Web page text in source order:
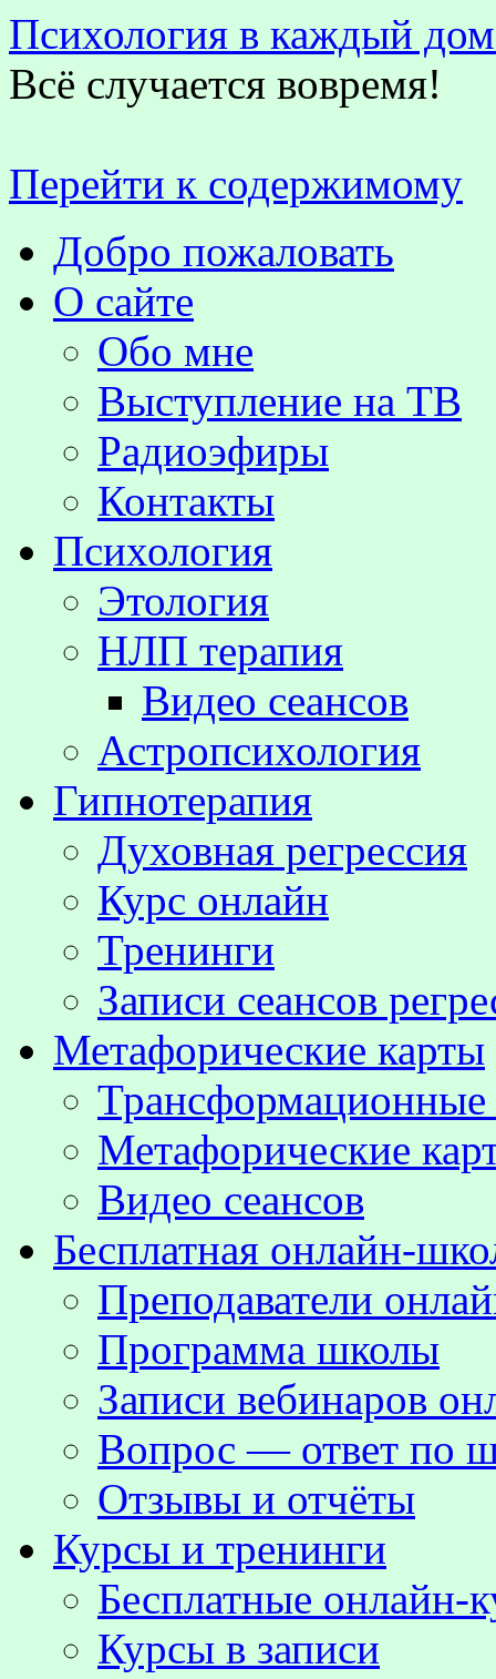
Психология в каждый
Всё случается вовремя!
Перейти к содержимому
Добро пожаловать
О сайте
Обо мне
Выступление на TВ
Радиоэфиры
Контакты
Психология
Этология
НЛП терапия
Видео сеансов
Астропсихология
Гипнотерапия
Духовная регрессия
Курс онлайн
Тренинги
Записи сеансов
Метафорические карты
Метафорические
Видео сеансов
Бесплатная онлайн-
Преподаватели
Программа школы
Записи вебинаров
Вопрос — ответ по
Отзывы и отчёты
Курсы и тренинги
Бесплатные онлайн-
Курсы в записи